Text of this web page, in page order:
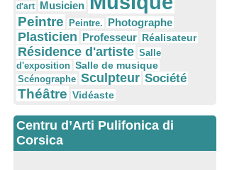
d'art Musicien
Peintre Peintre. Photographe
Plasticien Professeur Réalisateur
Résidence d'artiste Salle
d'exposition Salle de musique
Scénographe Sculpteur Société
Théâtre Vidéaste
Centru d’Arti Pulifonica di
Corsica